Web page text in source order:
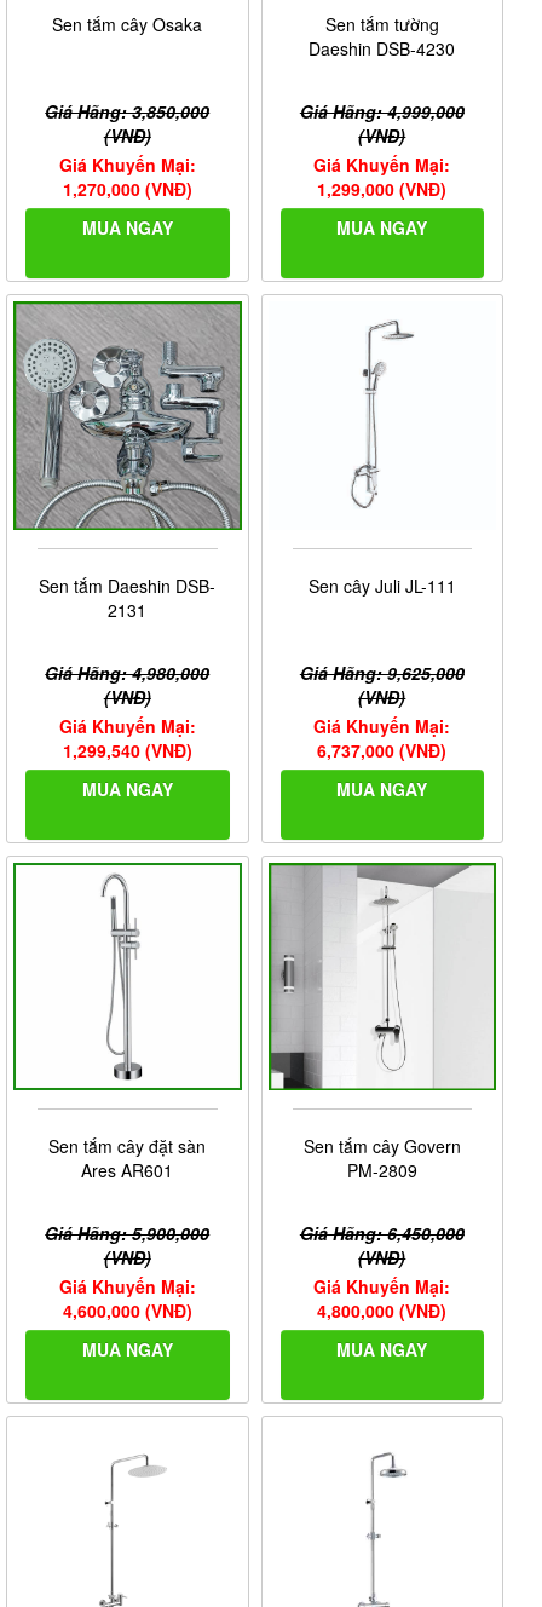
Sen tắm cây Osaka
Giá Hãng: 3,850,000
(VNĐ)
Giá Khuyến Mại:
1,270,000 (VNĐ)
MUA NGAY
Sen tắm tường
Daeshin DSB-4230
Giá Hãng: 4,999,000
(VNĐ)
Giá Khuyến Mại:
1,299,000 (VNĐ)
MUA NGAY
Sen tắm Daeshin DSB-
2131
Giá Hãng: 4,980,000
(VNĐ)
Giá Khuyến Mại:
1,299,540 (VNĐ)
MUA NGAY
Sen cây Juli JL-111
Giá Hãng: 9,625,000
(VNĐ)
Giá Khuyến Mại:
6,737,000 (VNĐ)
MUA NGAY
Sen tắm cây đặt sàn
Ares AR601
Giá Hãng: 5,900,000
(VNĐ)
Giá Khuyến Mại:
4,600,000 (VNĐ)
MUA NGAY
Sen tắm cây Govern
PM-2809
Giá Hãng: 6,450,000
(VNĐ)
Giá Khuyến Mại:
4,800,000 (VNĐ)
MUA NGAY